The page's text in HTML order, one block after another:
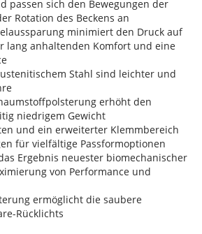
passen sich den Bewegungen der
Rotation des Beckens an
minimiert den Druck auf
lang anhaltenden Komfort und eine
Stahl sind leichter und
erhöht den
niedrigem Gewicht
und ein erweiterter Klemmbereich
für vielfältige Passformoptionen
Ergebnis neuester biomechanischer
von Performance und
ermöglicht die saubere
Rücklichts